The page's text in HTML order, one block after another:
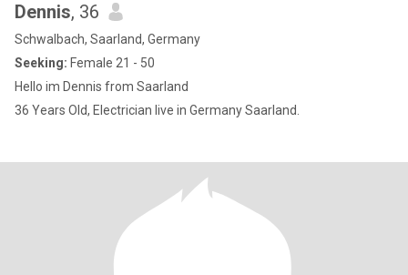
Dennis, 36
Schwalbach, Saarland, Germany
Seeking: Female 21 - 50
Hello im Dennis from Saarland
36 Years Old, Electrician live in Germany Saarland.